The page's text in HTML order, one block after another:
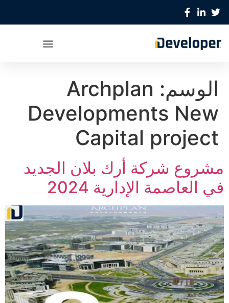
الوسم: Archplan
Developments New
Capital project
مشروع شركة أرك بلان الجديد
في العاصمة الإدارية 2024